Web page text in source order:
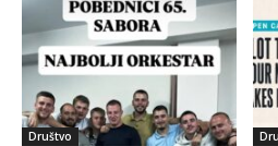
Društvo